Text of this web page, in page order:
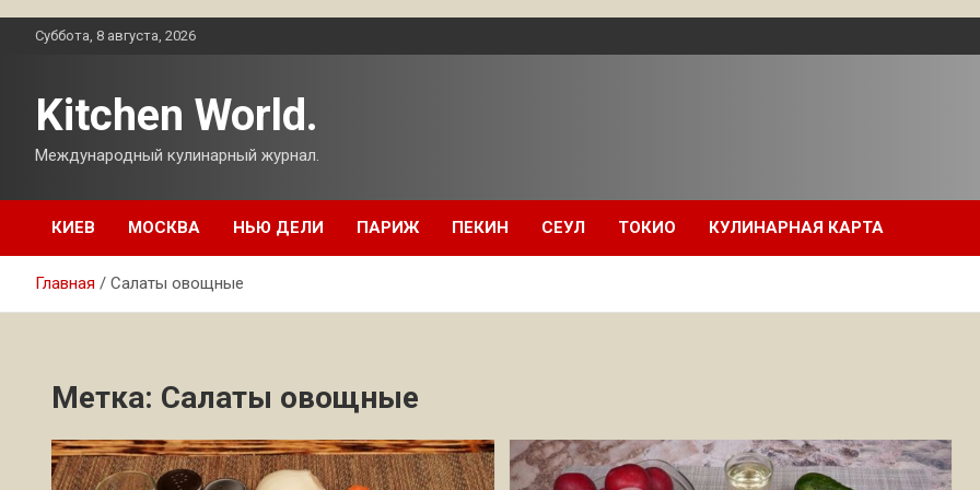
ПерейтиСуббота, 8 августа, 2026
Kitchen World.
Международный кулинарный журнал.
КИЕВ МОСКВА НЬЮ ДЕЛИ ПАРИЖ ПЕКИН СЕУЛ ТОКИО КУЛИНАРНАЯ КАРТА
Главная Салаты овощные
Метка: Салаты овощные